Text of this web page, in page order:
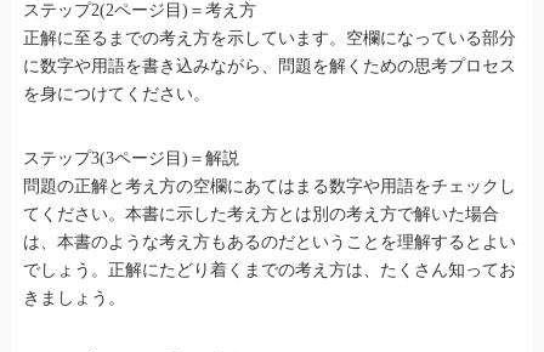
ステップ2(2ページ目)＝考え方
正解に至るまでの考え方を示しています。空欄になっている部分
に数字や用語を書き込みながら、問題を解くための思考プロセス
を身につけてください。
ステップ3(3ページ目)＝解説
問題の正解と考え方の空欄にあてはまる数字や用語をチェックし
てください。本書に示した考え方とは別の考え方で解いた場合
は、本書のような考え方もあるのだということを理解するとよい
でしょう。正解にたどり着くまでの考え方は、たくさん知ってお
きましょう。